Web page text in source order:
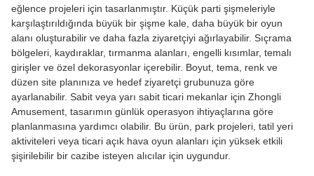
eğlence projeleri için tasarlanmıştır. Küçük parti şişmeleriyle
karşılaştırıldığında büyük bir şişme kale, daha büyük bir oyun
alanı oluşturabilir ve daha fazla ziyaretçiyi ağırlayabilir. Sıçrama
bölgeleri, kaydıraklar, tırmanma alanları, engelli kısımlar, temalı
girişler ve özel dekorasyonlar içerebilir. Boyut, tema, renk ve
düzen site planınıza ve hedef ziyaretçi grubunuza göre
ayarlanabilir. Sabit veya yarı sabit ticari mekanlar için Zhongli
Amusement, tasarımın günlük operasyon ihtiyaçlarına göre
planlanmasına yardımcı olabilir. Bu ürün, park projeleri, tatil yeri
aktiviteleri veya ticari açık hava oyun alanları için yüksek etkili
şişirilebilir bir cazibe isteyen alıcılar için uygundur.